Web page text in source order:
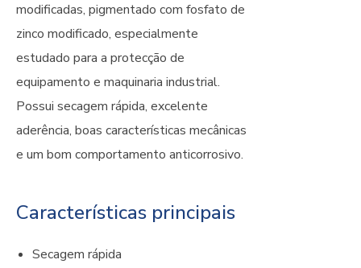
modificadas, pigmentado com fosfato de
zinco modificado, especialmente
estudado para a protecção de
equipamento e maquinaria industrial.
Possui secagem rápida, excelente
aderência, boas características mecânicas
e um bom comportamento anticorrosivo.
Características principais
Secagem rápida